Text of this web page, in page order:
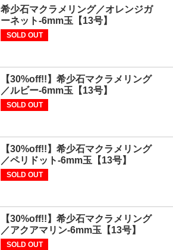
希少石マクラメリング／オレンジガ
ーネット-6mm玉【13号】
SOLD OUT
【30%off!!】希少石マクラメリング
／ルビー-6mm玉【13号】
SOLD OUT
【30%off!!】希少石マクラメリング
／ペリドット-6mm玉【13号】
SOLD OUT
【30%off!!】希少石マクラメリング
／アクアマリン-6mm玉【13号】
SOLD OUT